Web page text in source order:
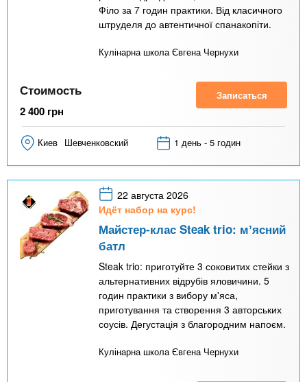
Філо за 7 годин практики. Від класичного
штруделя до автентичної спанакопіти.
Кулінарна школа Євгена Чернухи
Стоимость
2 400 грн
Записаться
Киев Шевченковский 1 день - 5 годин
22 августа 2026
Идёт набор на курс!
Майстер-клас Steak trio: мʼясний
батл
Steak trio: приготуйте 3 соковитих стейки з
альтернативних відрубів яловичини. 5
годин практики з вибору м'яса,
приготування та створення 3 авторських
соусів. Дегустація з благородним напоєм.
Кулінарна школа Євгена Чернухи